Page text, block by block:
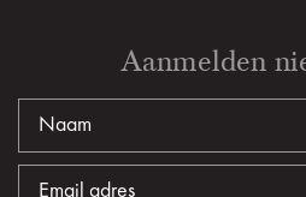
Aanmelden